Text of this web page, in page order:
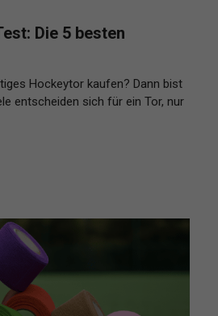
Die 5 besten
Hockeytor kaufen? Dann bist
entscheiden sich für ein Tor, nur